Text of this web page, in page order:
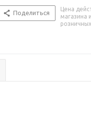
Поделиться
Цена
магазина